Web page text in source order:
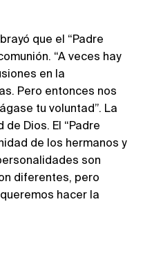
que el “Padre
“A veces hay
en la
Pero entonces nos
tu voluntad”. La
Dios. El “Padre
de los hermanos y
son
diferentes, pero
hacer la